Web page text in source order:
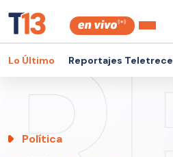
Lo Último Reportajes Teletrece
Política